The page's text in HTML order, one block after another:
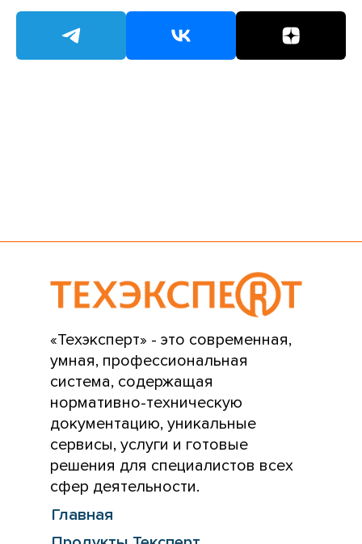
Главная
«Техэксперт» - это современная,
умная, профессиональная
система, содержащая
нормативно-техническую
документацию, уникальные
сервисы, услуги и готовые
решения для специалистов всех
сфер деятельности.